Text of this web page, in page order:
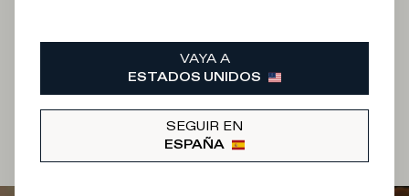
tratamiento de mis datos personales
¡REGÍSTRAME!
VAYA A
ESTADOS UNIDOS
SEGUIR EN
ESPAÑA